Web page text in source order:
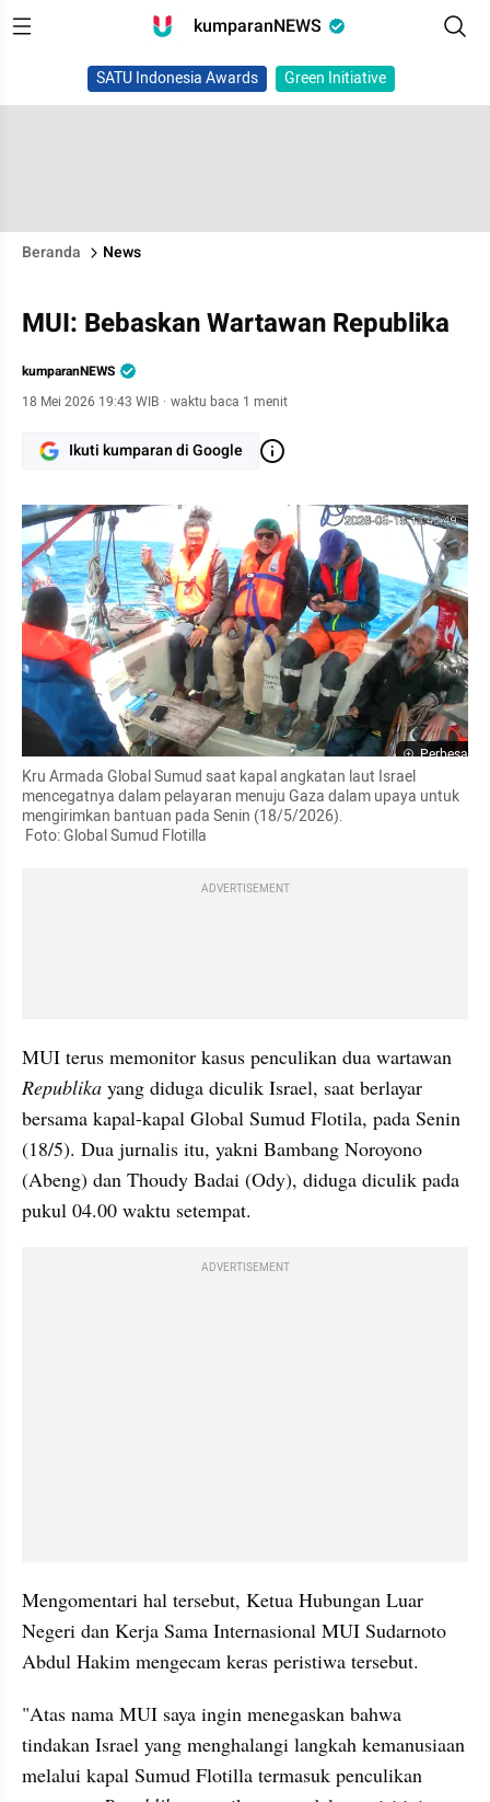
kumparanNEWS
SATU Indonesia Awards Green Initiative
Beranda News
MUI: Bebaskan Wartawan Republika
kumparanNEWS
18 Mei 2026 19:43 WIB · waktu baca 1 menit
Ikuti kumparan di Google
Perbesar
Kru Armada Global Sumud saat kapal angkatan laut Israel
mencegatnya dalam pelayaran menuju Gaza dalam upaya untuk
mengirimkan bantuan pada Senin (18/5/2026).
Foto: Global Sumud Flotilla
ADVERTISEMENT
Republika yang diduga diculik Israel, saat berlayar
bersama kapal-kapal Global Sumud Flotila, pada Senin
(18/5). Dua jurnalis itu, yakni Bambang Noroyono
(Abeng) dan Thoudy Badai (Ody), diduga diculik pada
pukul 04.00 waktu setempat.
ADVERTISEMENT
Mengomentari hal tersebut, Ketua Hubungan Luar
Negeri dan Kerja Sama Internasional MUI Sudarnoto
Abdul Hakim mengecam keras peristiwa tersebut.
"Atas nama MUI saya ingin menegaskan bahwa
tindakan Israel yang menghalangi langkah kemanusiaan
melalui kapal Sumud Flotilla termasuk penculikan